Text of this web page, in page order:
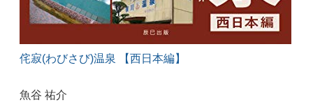
侘寂(わびさび)温泉 【西日本編】
魚谷 祐介